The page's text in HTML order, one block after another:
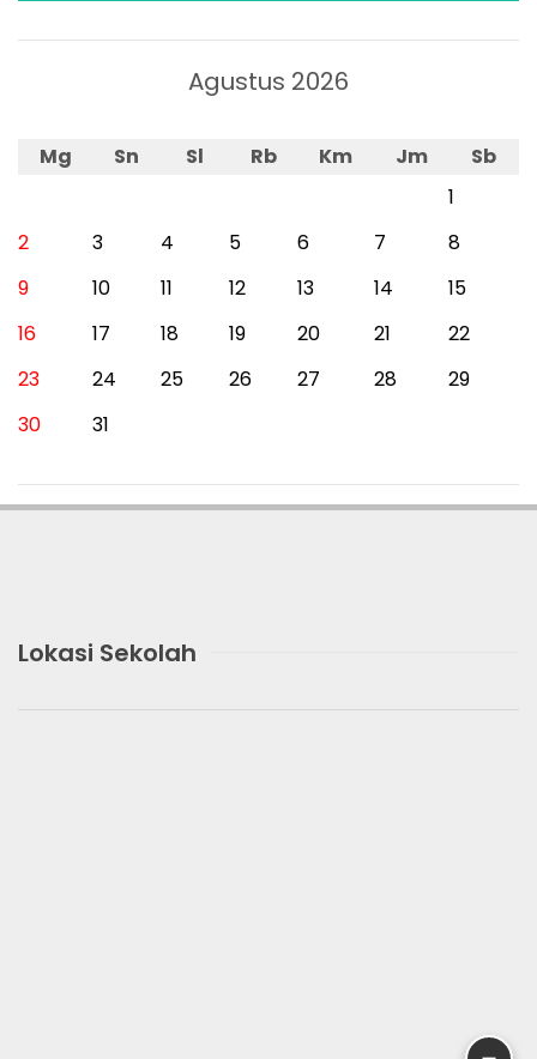
Agustus 2026
Mg Sn Sl Rb Km Jm
Sb
1
2
3 4 5 6 7
8
9
10 11 12 13 14
15
16
17 18 19 20 21
22
23
24 25 26 27 28
29
30
31
Lokasi Sekolah